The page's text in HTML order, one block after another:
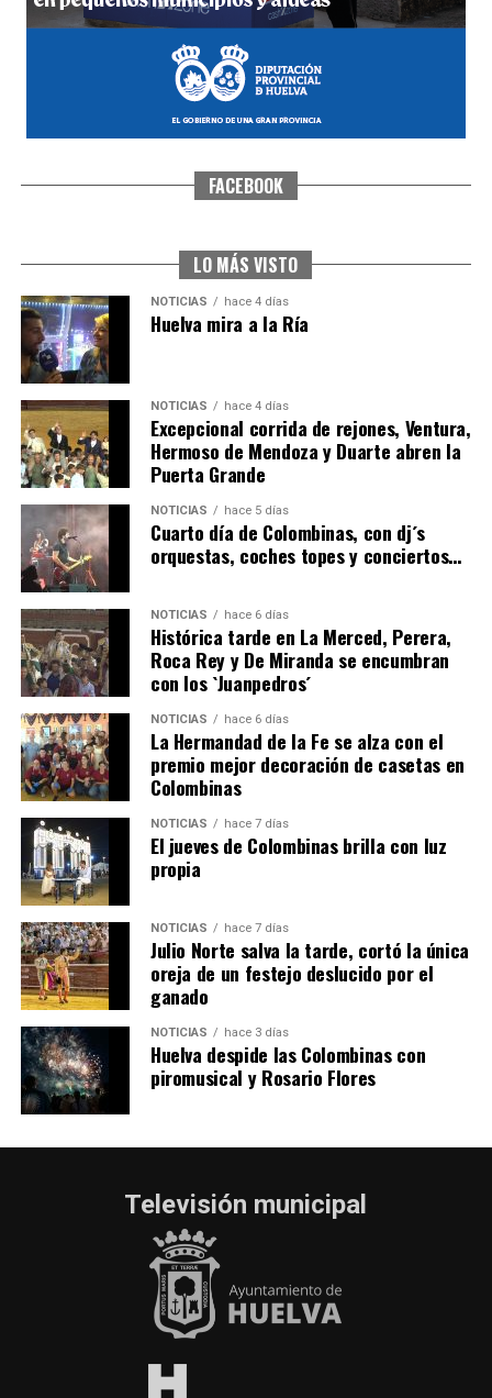
CUARTA CORRIDA DE LAS FIESTAS COLOMBINAS
4º DÍA DE LAS FIESTAS COLOMBINAS 2026
hace 5 días Huelvatv
SEXTA CORRIDA DE LAS FIESTAS COLOMBINAS
2026
hace 3 días· Huelvatv
FACEBOOK
LO MÁS VISTO
NOTICIAS hace 4 días
Huelva mira a la Ría
NOTICIAS hace 4 días
Excepcional corrida de rejones, Ventura,
Hermoso de Mendoza y Duarte abren la
Puerta Grande
NOTICIAS hace 5 días
Cuarto día de Colombinas, con dj´s
orquestas, coches topes y conciertos…
NOTICIAS hace 6 días
Histórica tarde en La Merced, Perera,
Roca Rey y De Miranda se encumbran
con los `Juanpedros´
NOTICIAS hace 6 días
La Hermandad de la Fe se alza con el
premio mejor decoración de casetas en
Colombinas
NOTICIAS hace 7 días
El jueves de Colombinas brilla con luz
propia
NOTICIAS hace 7 días
Julio Norte salva la tarde, cortó la única
oreja de un festejo deslucido por el
ganado
NOTICIAS hace 3 días
Huelva despide las Colombinas con
piromusical y Rosario Flores
Televisión municipal